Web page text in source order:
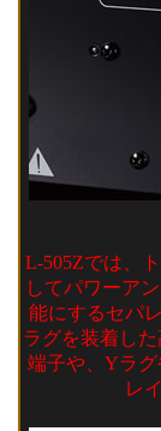
L-505Zでは、
してパワーア
能にするセパ
ラグを装着し
端子や、Yラ
レ